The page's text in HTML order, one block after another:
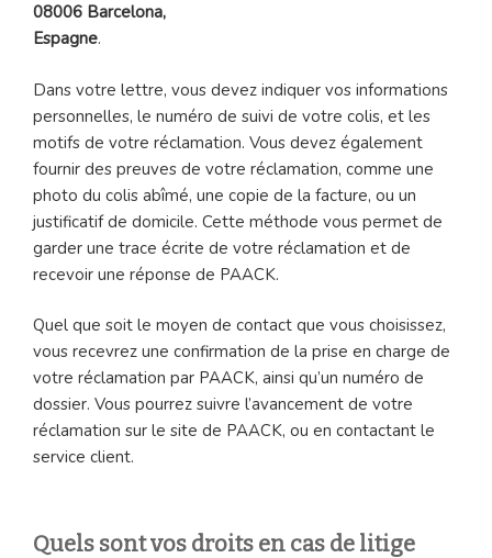
08006 Barcelona,
Espagne.
Dans votre lettre, vous devez indiquer vos informations
personnelles, le numéro de suivi de votre colis, et les
motifs de votre réclamation. Vous devez également
fournir des preuves de votre réclamation, comme une
photo du colis abîmé, une copie de la facture, ou un
justificatif de domicile. Cette méthode vous permet de
garder une trace écrite de votre réclamation et de
recevoir une réponse de PAACK.
Quel que soit le moyen de contact que vous choisissez,
vous recevrez une confirmation de la prise en charge de
votre réclamation par PAACK, ainsi qu’un numéro de
dossier. Vous pourrez suivre l’avancement de votre
réclamation sur le site de PAACK, ou en contactant le
service client.
Quels sont vos droits en cas de litige